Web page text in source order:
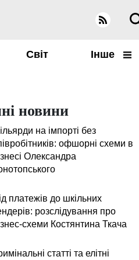
Світ Інше
новини
на імпорті без
офшорні схеми в
Олександра
платежів до шкільних
розслідування про
схеми Костянтина Ткача
статті та елітні